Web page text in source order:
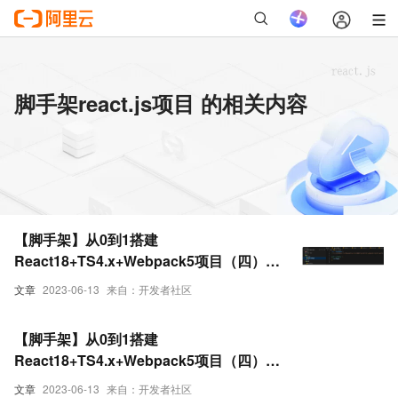
脚手架react.js项目 的相关内容
文章 2023-06-13 来自：开发者社区
【脚手架】从0到1搭建
React18+TS4.x+Webpack5项目（四）发
布脚手架（下）
文章 2023-06-13 来自：开发者社区
【脚手架】从0到1搭建
React18+TS4.x+Webpack5项目（四）发
布脚手架（上）